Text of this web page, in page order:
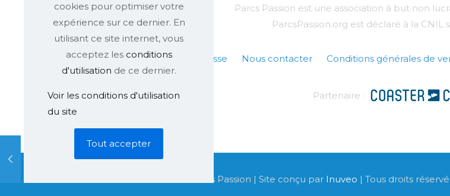
Parcs Passion est une association à but non
ParcsPassion.org est déclaré à la CNIL
FAQ Presse Nous contacter Conditions générales de
Partenaire :
© 2002 - 2026 Parcs Passion | Site conçu par Inuveo | Tous droits
cookies pour optimiser votre
expérience sur ce dernier. En
utilisant ce site internet, vous
acceptez les conditions
d'utilisation de ce dernier.
Voir les conditions d'utilisation
du site
Tout accepter